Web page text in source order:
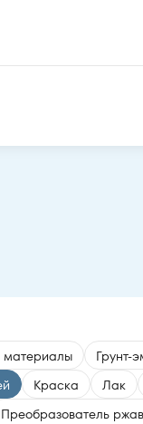
материалы Грунт-
Краска Лак
Преобразователь